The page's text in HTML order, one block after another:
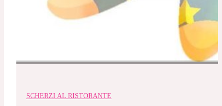
SCHERZI AL RISTORANTE